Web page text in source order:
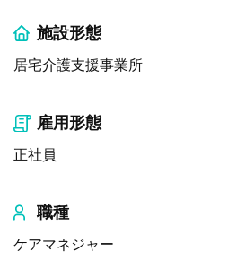
施設形態
居宅介護支援事業所
雇用形態
正社員
職種
ケアマネジャー